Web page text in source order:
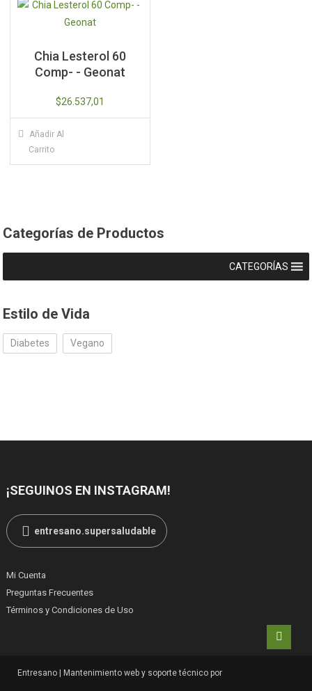
Chia Lesterol 60
Comp- - Geonat
$26.537,01
Añadir Al
Carrito
Categorías de Productos
CATEGORÍAS
Estilo de Vida
Diabetes Vegano
¡SEGUINOS EN INSTAGRAM!
entresano.supersaludable
Mi Cuenta
Preguntas Frecuentes
Términos y Condiciones de Uso
Entresano Mantenimiento web y soporte técnico por